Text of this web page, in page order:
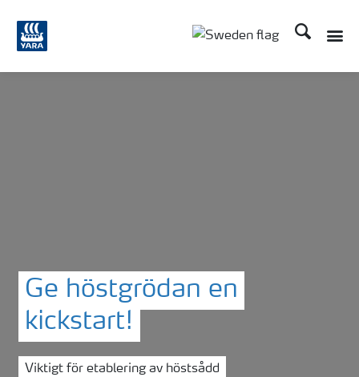
Sök
Ge höstgrödan en
kickstart!
Viktigt för etablering av höstsådd